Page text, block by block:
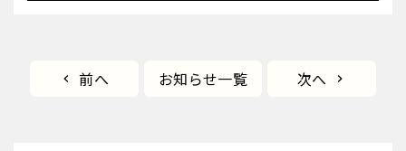
前へ お知らせ一覧 次へ